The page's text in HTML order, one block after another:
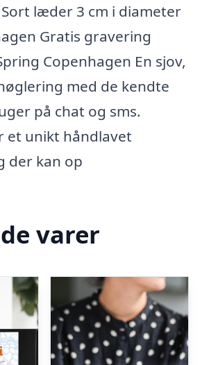
læder 3 cm i diameter
Gratis gravering
Copenhagen En sjov,
med de kendte
på chat og sms.
et unikt håndlavet
kan op
varer